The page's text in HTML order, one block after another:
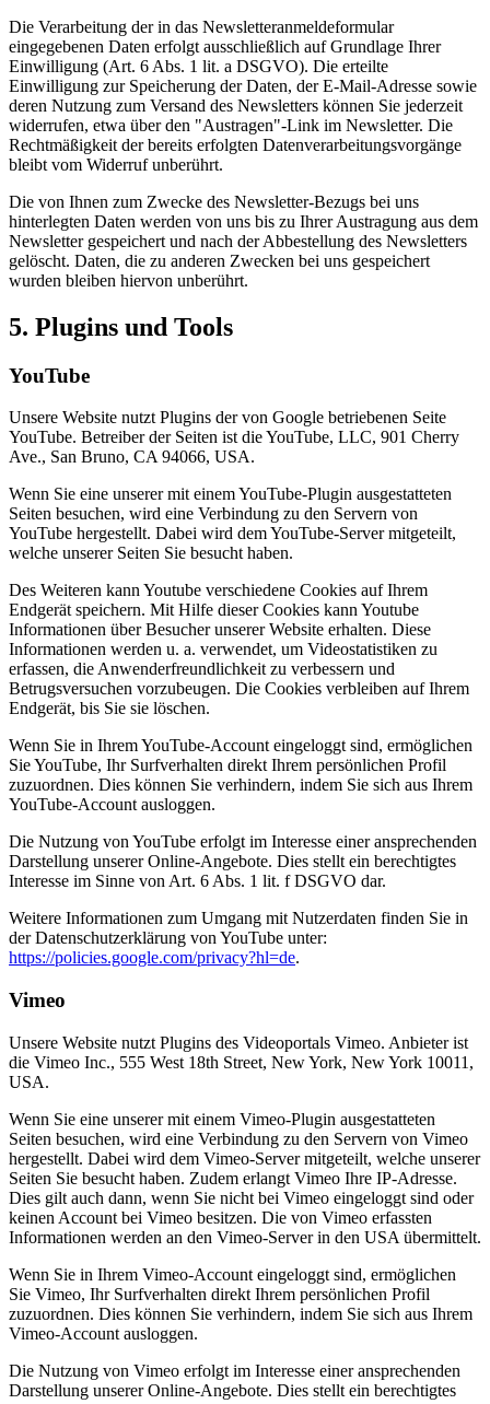
Die Verarbeitung der in das Newsletteranmeldeformular
eingegebenen Daten erfolgt ausschließlich auf Grundlage Ihrer
Einwilligung (Art. 6 Abs. 1 lit. a DSGVO). Die erteilte
Einwilligung zur Speicherung der Daten, der E-Mail-Adresse sowie
deren Nutzung zum Versand des Newsletters können Sie jederzeit
widerrufen, etwa über den "Austragen"-Link im Newsletter. Die
Rechtmäßigkeit der bereits erfolgten Datenverarbeitungsvorgänge
bleibt vom Widerruf unberührt.
Die von Ihnen zum Zwecke des Newsletter-Bezugs bei uns
hinterlegten Daten werden von uns bis zu Ihrer Austragung aus dem
Newsletter gespeichert und nach der Abbestellung des Newsletters
gelöscht. Daten, die zu anderen Zwecken bei uns gespeichert
wurden bleiben hiervon unberührt.
5. Plugins und Tools
YouTube
Unsere Website nutzt Plugins der von Google betriebenen Seite
YouTube. Betreiber der Seiten ist die YouTube, LLC, 901 Cherry
Ave., San Bruno, CA 94066, USA.
Wenn Sie eine unserer mit einem YouTube-Plugin ausgestatteten
Seiten besuchen, wird eine Verbindung zu den Servern von
YouTube hergestellt. Dabei wird dem YouTube-Server mitgeteilt,
welche unserer Seiten Sie besucht haben.
Des Weiteren kann Youtube verschiedene Cookies auf Ihrem
Endgerät speichern. Mit Hilfe dieser Cookies kann Youtube
Informationen über Besucher unserer Website erhalten. Diese
Informationen werden u. a. verwendet, um Videostatistiken zu
erfassen, die Anwenderfreundlichkeit zu verbessern und
Betrugsversuchen vorzubeugen. Die Cookies verbleiben auf Ihrem
Endgerät, bis Sie sie löschen.
Wenn Sie in Ihrem YouTube-Account eingeloggt sind, ermöglichen
Sie YouTube, Ihr Surfverhalten direkt Ihrem persönlichen Profil
zuzuordnen. Dies können Sie verhindern, indem Sie sich aus Ihrem
YouTube-Account ausloggen.
Die Nutzung von YouTube erfolgt im Interesse einer ansprechenden
Darstellung unserer Online-Angebote. Dies stellt ein berechtigtes
Interesse im Sinne von Art. 6 Abs. 1 lit. f DSGVO dar.
Weitere Informationen zum Umgang mit Nutzerdaten finden Sie in
der Datenschutzerklärung von YouTube unter:
https://policies.google.com/privacy?hl=de.
Vimeo
Unsere Website nutzt Plugins des Videoportals Vimeo. Anbieter ist
die Vimeo Inc., 555 West 18th Street, New York, New York 10011,
USA.
Wenn Sie eine unserer mit einem Vimeo-Plugin ausgestatteten
Seiten besuchen, wird eine Verbindung zu den Servern von Vimeo
hergestellt. Dabei wird dem Vimeo-Server mitgeteilt, welche unserer
Seiten Sie besucht haben. Zudem erlangt Vimeo Ihre IP-Adresse.
Dies gilt auch dann, wenn Sie nicht bei Vimeo eingeloggt sind oder
keinen Account bei Vimeo besitzen. Die von Vimeo erfassten
Informationen werden an den Vimeo-Server in den USA übermittelt.
Wenn Sie in Ihrem Vimeo-Account eingeloggt sind, ermöglichen
Sie Vimeo, Ihr Surfverhalten direkt Ihrem persönlichen Profil
zuzuordnen. Dies können Sie verhindern, indem Sie sich aus Ihrem
Vimeo-Account ausloggen.
Die Nutzung von Vimeo erfolgt im Interesse einer ansprechenden
Darstellung unserer Online-Angebote. Dies stellt ein berechtigtes